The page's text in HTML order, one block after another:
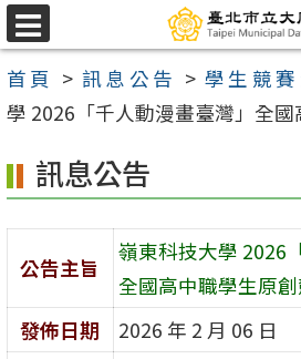
跳
至
主
要
容
區
選
單
首頁 > 訊息公告 > 學生競
學 2026「千人動漫畫臺灣」全
訊息公告
公告主旨
嶺東科技大學 2026
全國高中職學生原
發佈日期
2026 年 2 月 06 日